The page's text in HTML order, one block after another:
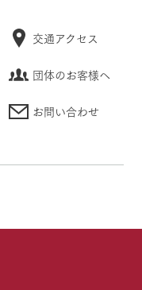
交通アクセス
団体のお客様へ
お問い合わせ